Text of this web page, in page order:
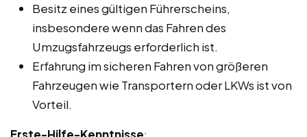
Besitz eines gültigen Führerscheins,
insbesondere wenn das Fahren des
Umzugsfahrzeugs erforderlich ist.
Erfahrung im sicheren Fahren von größeren
Fahrzeugen wie Transportern oder LKWs ist von
Vorteil.